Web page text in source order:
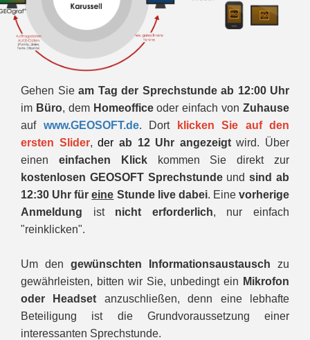
Gehen Sie am Tag der Sprechstunde ab 12:00 Uhr
im Büro, dem Homeofficeoder einfach vonZuhause
auf www.GEOSOFT.de. Dort
klicken Sie auf den
ersten Slider,der ab 12 Uhr angezeigtwird. Über
einen einfachen Klickkommen Sie direkt zur
kostenlosen GEOSOFT Sprechstundeundsind ab
12:30 Uhr füreine Stunde live dabei. Eine vorherige
Anmeldung ist nicht erforderlich, nur einfach
"reinklicken".
Um den gewünschten Informationsaustausch zu
gewährleisten, bitten wir Sie, unbedingt ein Mikrofon
oder Headset anzuschließen, denn eine lebhafte
Beteiligung ist die Grundvoraussetzung einer
interessanten Sprechstunde.